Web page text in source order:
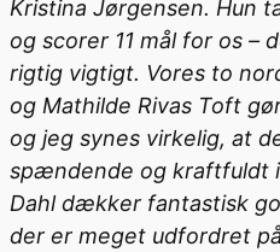
Kristina Jørgensen. Hun
og scorer 11 mål for os –
rigtig vigtigt. Vores to
og Mathilde Rivas Toft
og jeg synes virkelig, at
spændende og kraftfuldt
Dahl dækker fantastisk
der er meget udfordret